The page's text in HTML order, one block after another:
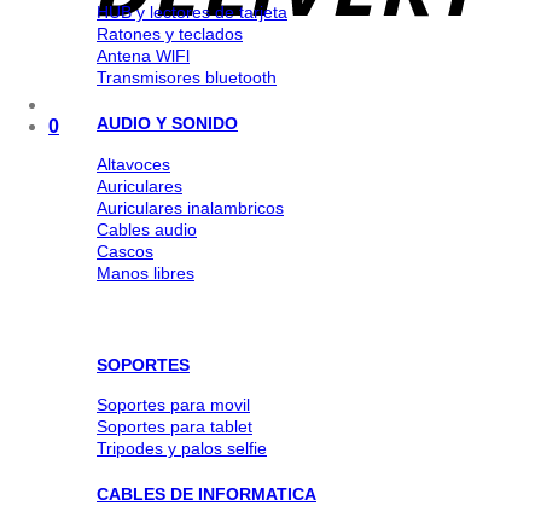
0
HUB y lectores de tarjeta
Ratones y teclados
Antena WlFl
Transmisores bluetooth
AUDIO Y SONIDO
Altavoces
Auriculares
Auriculares inalambricos
Cables audio
Cascos
Manos libres
SOPORTES
Soportes para movil
Soportes para tablet
Tripodes y palos selfie
CABLES DE INFORMATICA